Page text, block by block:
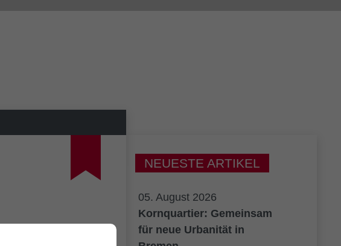
NEUESTE ARTIKEL
05. August 2026
Kornquartier: Gemeinsam
für neue Urbanität in